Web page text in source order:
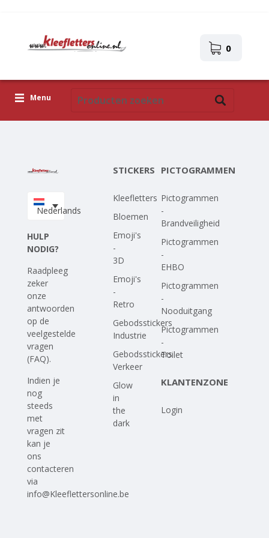
0
Menu
Upload je eigen ontwerp
Nederlands
HULP
NODIG?
Raadpleeg
zeker
onze
antwoorden
op de
veelgestelde
vragen
(FAQ).
Indien je
nog
steeds
met
vragen zit
kan je
ons
contacteren
via
info@Kleeflettersonline.be
STICKERS
Kleefletters
Bloemen
Emoji's
-
3D
Emoji's
-
Retro
Gebodsstickers
Industrie
Gebodsstickers
Verkeer
Glow
in
the
dark
PICTOGRAMMEN
Pictogrammen
-
Brandveiligheid
Pictogrammen
-
EHBO
Pictogrammen
-
Nooduitgang
Pictogrammen
-
Toilet
KLANTENZONE
Login